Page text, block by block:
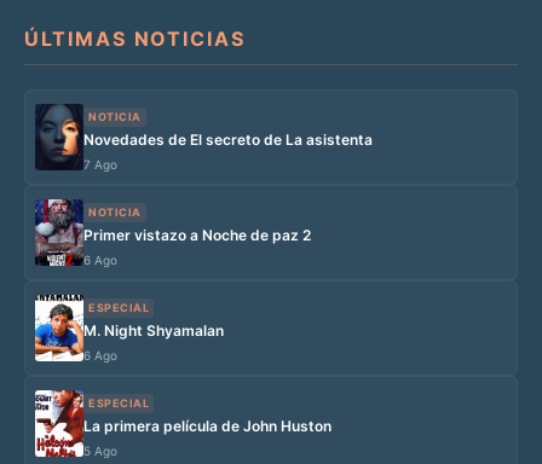
ÚLTIMAS NOTICIAS
NOTICIA
Novedades de El secreto de La asistenta
7 Ago
NOTICIA
Primer vistazo a Noche de paz 2
6 Ago
ESPECIAL
M. Night Shyamalan
6 Ago
ESPECIAL
La primera película de John Huston
5 Ago